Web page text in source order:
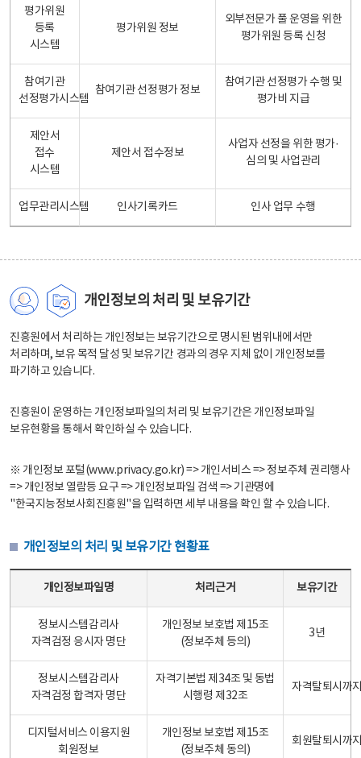
평가위원
등록
시스템
평가위원 정보
외부전문가 풀 운영을 위한
평가위원 등록 신청
참여기관
선정평가시스템
참여기관 선정평가 정보
참여기관 선정평가 수행 및
평가비 지급
제안서
접수
시스템
제안서 접수정보
사업자 선정을 위한 평가·
심의 및 사업관리
업무관리시스템 인사기록카드 인사 업무 수행
개인정보의 처리 및 보유기간
진흥원에서 처리하는 개인정보는 보유기간으로 명시된 범위내에서만
처리하며, 보유 목적 달성 및 보유기간 경과의 경우 지체 없이 개인정보를
파기하고 있습니다.
진흥원이 운영하는 개인정보파일의 처리 및 보유기간은 개인정보파일
보유현황을 통해서 확인하실 수 있습니다.
※ 개인정보 포털(www.privacy.go.kr) => 개인서비스 => 정보주체 권리행사
=> 개인정보 열람등 요구 => 개인정보파일 검색 => 기관명에
"한국지능정보사회진흥원"을 입력하면 세부 내용을 확인 할 수 있습니다.
개인정보의 처리 및 보유기간 현황표
개인정보파일명 처리근거 보유기간
정보시스템감리사
자격검정 응시자 명단
개인정보 보호법 제15조
(정보주체 등의)
3년
정보시스템감리사
자격검정 합격자 명단
자격기본법 제34조 및 동법
시행령 제32조
자격탈퇴시까
디지털서비스 이용지원
회원정보
개인정보 보호법 제15조
(정보주체 동의)
회원탈퇴시까